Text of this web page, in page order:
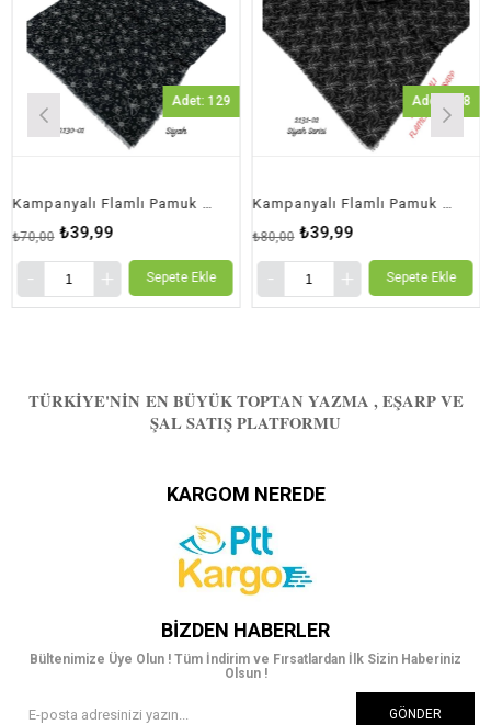
Kampanyalı Flamlı Pamuk Eşarp
₺39,99
₺70,00
Adet: 129
Sepete Ekle
Kampanyalı Flamlı Pamuk Eşarp
₺39,99
₺80,00
Adet: 188
Sepete Ekle
TÜRKIYE'NIN EN BÜYÜK TOPTAN YAZMA , EŞARP VE
ŞAL SATIŞ PLATFORMU
KARGOM NEREDE
BIZDEN HABERLER
Bültenimize Üye Olun ! Tüm İndirim ve Fırsatlardan İlk Sizin Haberiniz
Olsun !
GÖNDER